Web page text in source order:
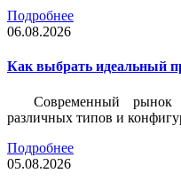
Подробнее
06.08.2026
Как выбрать идеальный
Современный рынок
различных типов и
Подробнее
05.08.2026